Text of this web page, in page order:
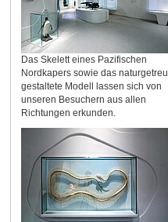
Das Skelett eines Pazifischen
Nordkapers sowie das naturgetreu
gestaltete Modell lassen sich von
unseren Besuchern aus allen
Richtungen erkunden.